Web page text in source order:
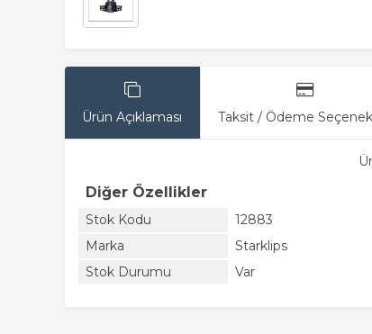
Ürün Açıklaması Taksit / Ödeme
Diğer Özellikler
Stok Kodu
12883
Marka
Starklips
Stok Durumu
Var